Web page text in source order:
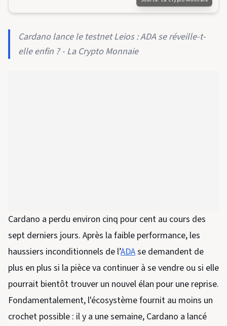
Cardano lance le testnet Leios : ADA se réveille-t-
elle enfin ? - La Crypto Monnaie
Cardano a perdu environ cinq pour cent au cours des
sept derniers jours. Après la faible performance, les
haussiers inconditionnels de l’ADAse demandent de
plus en plus si la pièce va continuer à se vendre ou si elle
pourrait bientôt trouver un nouvel élan pour une reprise.
Fondamentalement, l'écosystème fournit au moins un
crochet possible : il y a une semaine, Cardano a lancé